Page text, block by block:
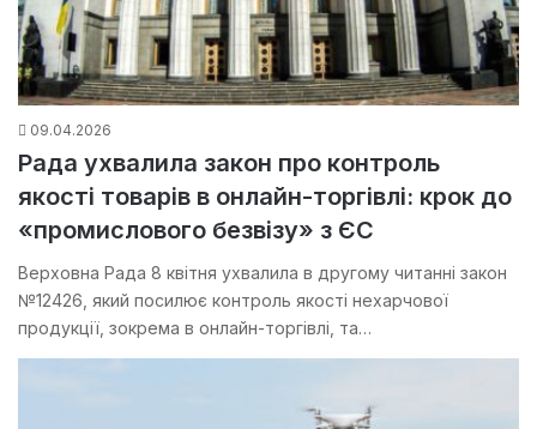
09.04.2026
Рада ухвалила закон про контроль
якості товарів в онлайн-торгівлі: крок до
«промислового безвізу» з ЄС
Верховна Рада 8 квітня ухвалила в другому читанні закон
№12426, який посилює контроль якості нехарчової
продукції, зокрема в онлайн-торгівлі, та…